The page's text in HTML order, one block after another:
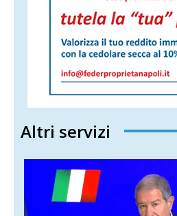
Altri servizi